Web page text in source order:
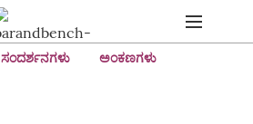
ಸಂದರ್ಶನಗಳು ಅಂಕಣಗಳು